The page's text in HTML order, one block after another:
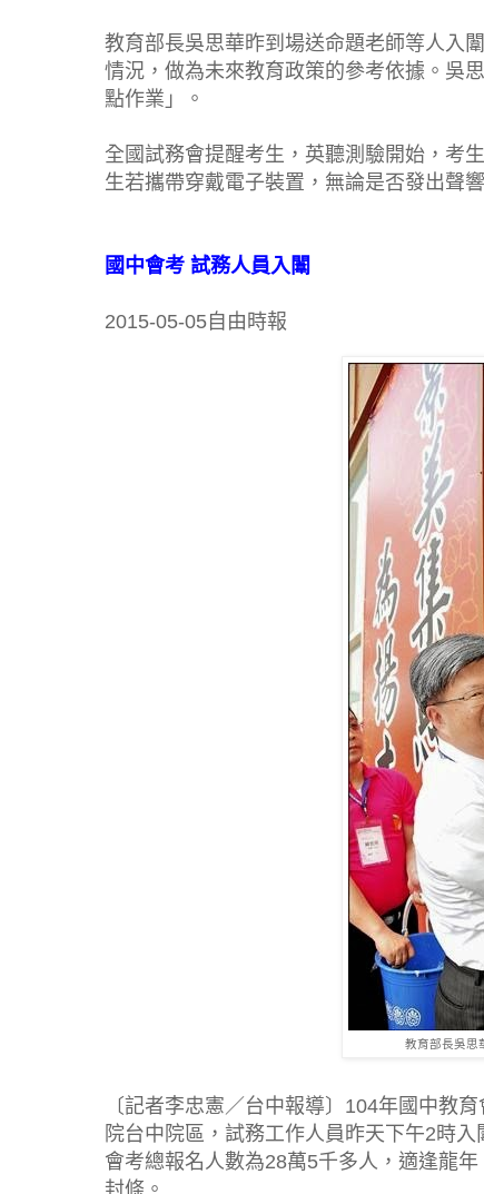
教育部長吳思華昨到場送命題老師等人入
情況，做為未來教育政策的參考依據。吳
點作業」。
全國試務會提醒考生，英聽測驗開始，考
生若攜帶穿戴電子裝置，無論是否發出聲
國中會考 試務人員入闈
2015-05-05自由時報
教育部長吳思
〔記者李忠憲／台中報導〕104年國中教
院台中院區，試務工作人員昨天下午2時
會考總報名人數為28萬5千多人，適逢龍